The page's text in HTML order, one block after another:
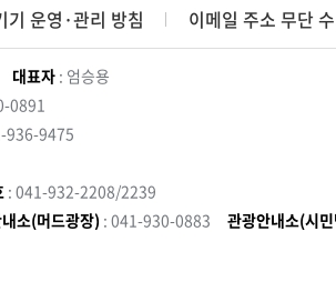
기 운영·관리 방침 이메일 주소 무단
대표자 : 엄승용
0891
936-9475
: 041-932-2208/2239
소(머드광장) : 041-930-0883
관광안내소(시